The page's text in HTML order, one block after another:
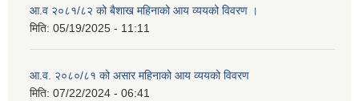
आ.व २०८१/८२ को बैशाख महिनाको आय व्ययको विवरण ।
मिति: 05/19/2025 - 11:11
आ.व. २०८०/८१ को असार महिनाको आय व्ययको विवरण
मिति: 07/22/2024 - 06:41